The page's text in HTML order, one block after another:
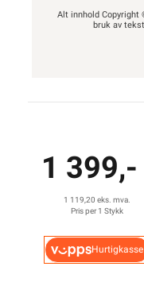
Alt innhold Copyright
bruk av
1 399,-
1 119,20 eks. mva.
Pris per 1 Stykk
Hurtigkasse